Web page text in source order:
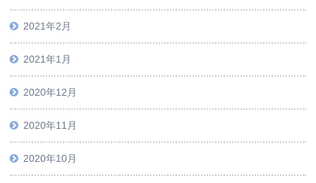
2021年2月
2021年1月
2020年12月
2020年11月
2020年10月